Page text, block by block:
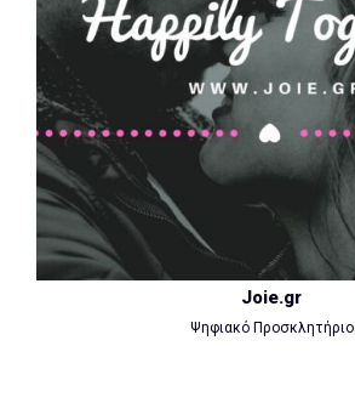
Joie.gr
Ψηφιακό Προσκλητήριο